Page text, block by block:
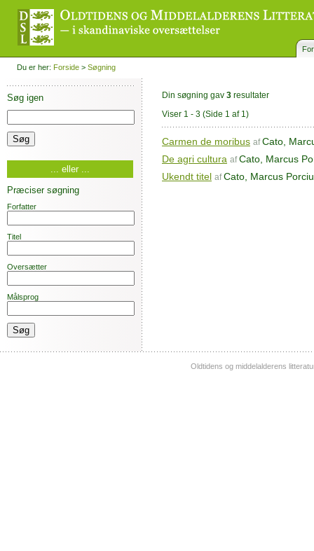
Du er her: Forside > Søgning
Søg igen
... eller ...
Præciser søgning
Forfatter
Titel
Oversætter
Målsprog
Din søgning gav 3 resultater
Viser 1 - 3 (Side 1 af 1)
Carmen de moribus afCato,
De agri cultura afCato, Marcus
Ukendt titel afCato, Marcus
Oldtidens og middelalderens